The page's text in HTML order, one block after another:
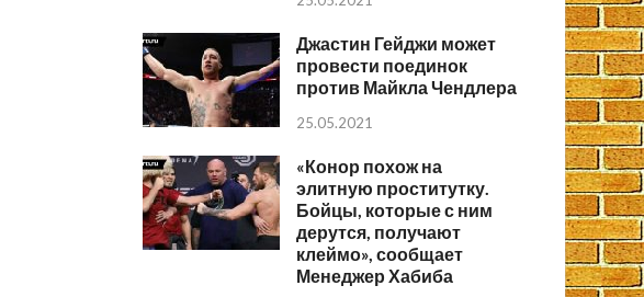
Джастин Гейджи может
провести поединок
против Майкла Чендлера
25.05.2021
«Конор похож на
элитную проститутку.
Бойцы, которые с ним
дерутся, получают
клеймо», сообщает
Менеджер Хабиба